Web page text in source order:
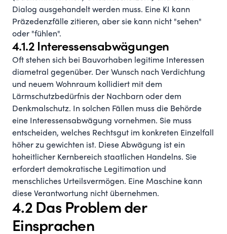
Dialog ausgehandelt werden muss. Eine KI kann
Präzedenzfälle zitieren, aber sie kann nicht "sehen"
oder "fühlen".
4.1.2 Interessensabwägungen
Oft stehen sich bei Bauvorhaben legitime Interessen
diametral gegenüber. Der Wunsch nach Verdichtung
und neuem Wohnraum kollidiert mit dem
Lärmschutzbedürfnis der Nachbarn oder dem
Denkmalschutz. In solchen Fällen muss die Behörde
eine Interessensabwägung vornehmen. Sie muss
entscheiden, welches Rechtsgut im konkreten Einzelfall
höher zu gewichten ist. Diese Abwägung ist ein
hoheitlicher Kernbereich staatlichen Handelns. Sie
erfordert demokratische Legitimation und
menschliches Urteilsvermögen. Eine Maschine kann
diese Verantwortung nicht übernehmen.
4.2 Das Problem der
Einsprachen